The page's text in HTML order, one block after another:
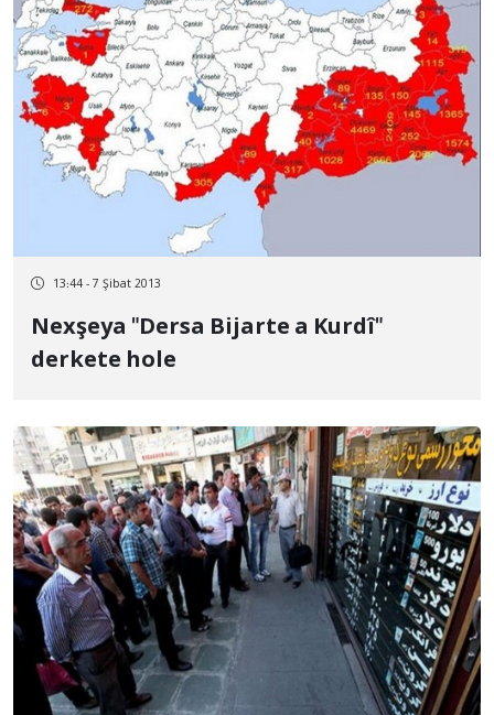
13:44 - 7 Şibat 2013
Nexşeya "Dersa Bijarte a Kurdî"
derkete hole